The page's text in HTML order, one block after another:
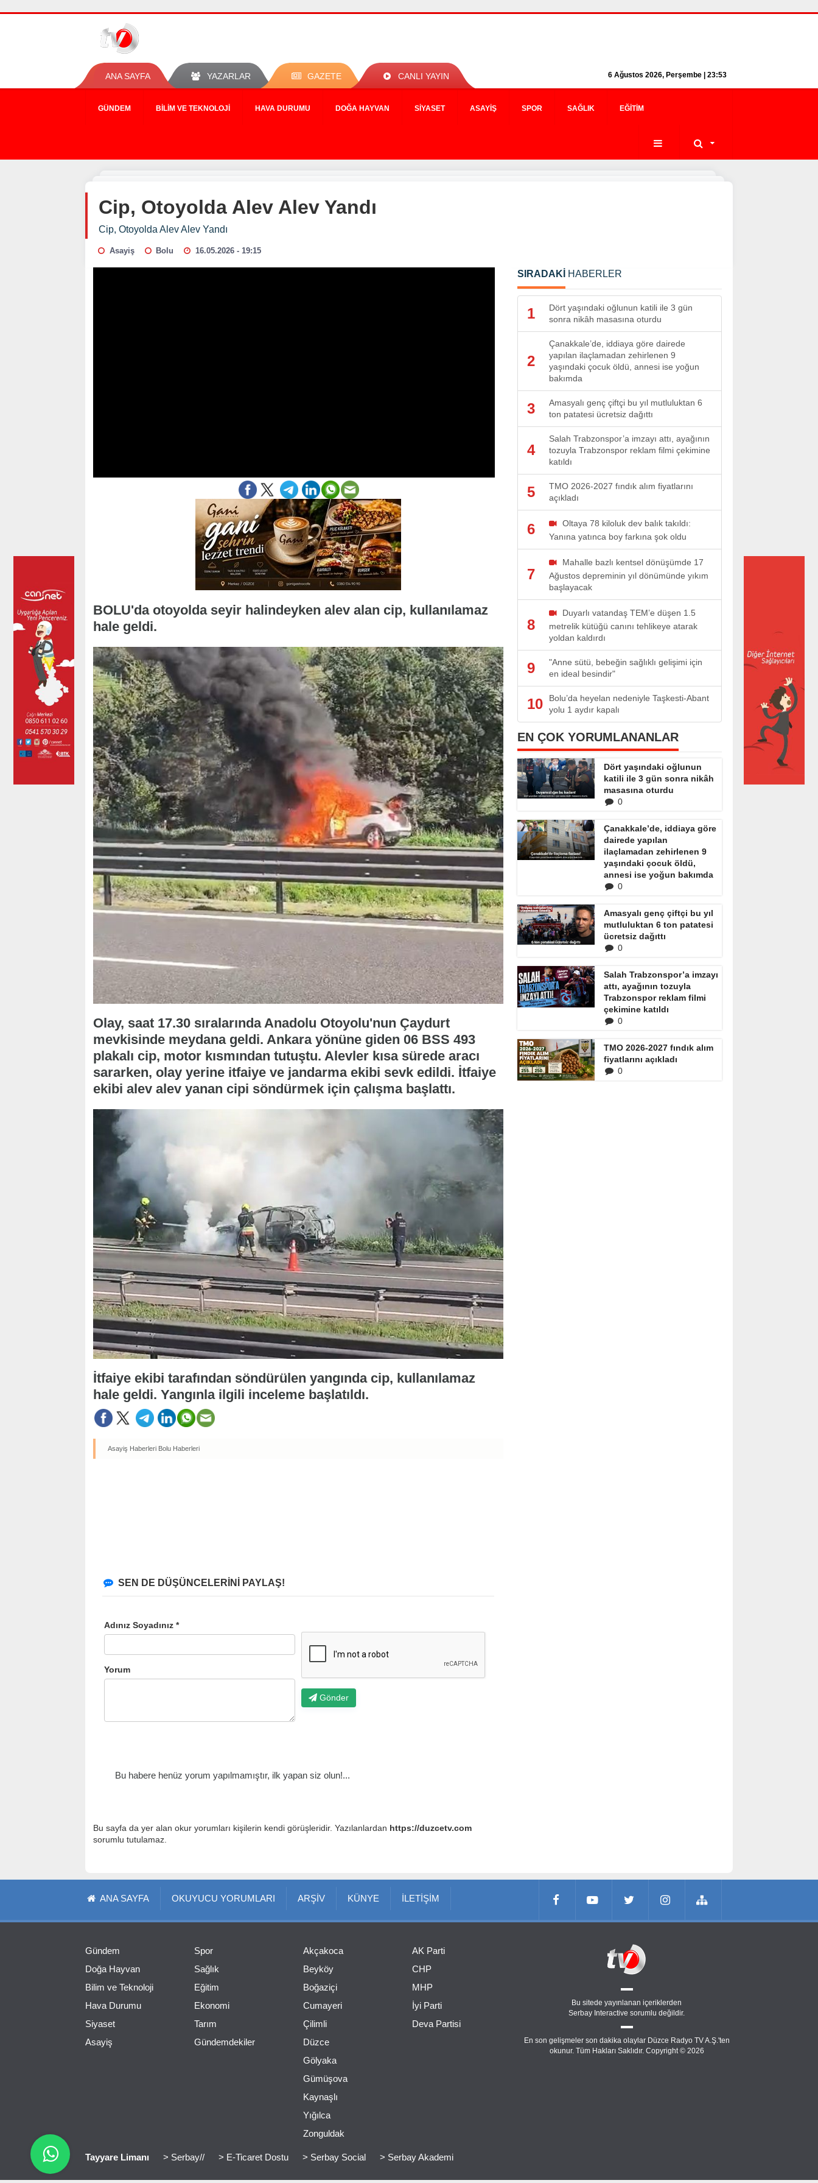
ANA SAYFA YAZARLAR GAZETE CANLI YAYIN 6 Ağustos 2026, Perşembe | 23:53
GÜNDEM BILIM VE TEKNOLOJI HAVA DURUMU DOĞA HAYVAN SIYASET ASAYIŞ SPOR SAĞLIK EĞITIM
Cip, Otoyolda Alev Alev Yandı
Cip, Otoyolda Alev Alev Yandı
Asayiş Bolu 16.05.2026 - 19:15
BOLU'da otoyolda seyir halindeyken alev alan cip, kullanılamaz
hale geldi.
Olay, saat 17.30 sıralarında Anadolu Otoyolu'nun Çaydurt
mevkisinde meydana geldi. Ankara yönüne giden 06 BSS 493
plakalı cip, motor kısmından tutuştu. Alevler kısa sürede aracı
sararken, olay yerine itfaiye ve jandarma ekibi sevk edildi. İtfaiye
ekibi alev alev yanan cipi söndürmek için çalışma başlattı.
İtfaiye ekibi tarafından söndürülen yangında cip, kullanılamaz
hale geldi. Yangınla ilgili inceleme başlatıldı.
Asayiş Haberleri Bolu Haberleri
SEN DE DÜŞÜNCELERİNİ PAYLAŞ!
Adınız Soyadınız *
Yorum
Gönder
Bu habere henüz yorum yapılmamıştır, ilk yapan siz olun!...
Bu sayfa da yer alan okur yorumları kişilerin kendi görüşleridir. Yazılanlardan https://duzcetv.com
sorumlu tutulamaz.
SIRADAKİ HABERLER
1
Dört yaşındaki oğlunun katili ile 3 gün
sonra nikâh masasına oturdu
2
Çanakkale’de, iddiaya göre dairede
yapılan ilaçlamadan zehirlenen 9
yaşındaki çocuk öldü, annesi ise yoğun
bakımda
3
Amasyalı genç çiftçi bu yıl mutluluktan 6
ton patatesi ücretsiz dağıttı
4
Salah Trabzonspor’a imzayı attı, ayağının
tozuyla Trabzonspor reklam filmi çekimine
katıldı
5
TMO 2026-2027 fındık alım fiyatlarını
açıkladı
6
Oltaya 78 kiloluk dev balık takıldı:
Yanına yatınca boy farkına şok oldu
7
Mahalle bazlı kentsel dönüşümde 17
Ağustos depreminin yıl dönümünde yıkım
başlayacak
8
Duyarlı vatandaş TEM’e düşen 1.5
metrelik kütüğü canını tehlikeye atarak
yoldan kaldırdı
9
"Anne sütü, bebeğin sağlıklı gelişimi için
en ideal besindir"
10
Bolu’da heyelan nedeniyle Taşkesti-Abant
yolu 1 aydır kapalı
EN ÇOK YORUMLANANLAR
Dört yaşındaki oğlunun
katili ile 3 gün sonra nikâh
masasına oturdu
0
Çanakkale’de, iddiaya göre
dairede yapılan
ilaçlamadan zehirlenen 9
yaşındaki çocuk öldü,
annesi ise yoğun bakımda
0
Amasyalı genç çiftçi bu yıl
mutluluktan 6 ton patatesi
ücretsiz dağıttı
0
Salah Trabzonspor’a imzayı
attı, ayağının tozuyla
Trabzonspor reklam filmi
çekimine katıldı
0
TMO 2026-2027 fındık alım
fiyatlarını açıkladı
0
ANA SAYFA OKUYUCU YORUMLARI ARŞİV KÜNYE İLETİŞİM
Gündem
Doğa Hayvan
Bilim ve Teknoloji
Hava Durumu
Siyaset
Asayiş
Spor
Sağlık
Eğitim
Ekonomi
Tarım
Gündemdekiler
Akçakoca
Beyköy
Boğaziçi
Cumayeri
Çilimli
Düzce
Gölyaka
Gümüşova
Kaynaşlı
Yığılca
Zonguldak
AK Parti
CHP
MHP
İyi Parti
Deva Partisi
Bu sitede yayınlanan içeriklerden
Serbay Interactive sorumlu değildir.
En son gelişmeler son dakika olaylar Düzce Radyo TV A.Ş.'ten
okunur. Tüm Hakları Saklıdır. Copyright © 2026
Tayyare Limanı > Serbay// > E-Ticaret Dostu > Serbay Social > Serbay Akademi